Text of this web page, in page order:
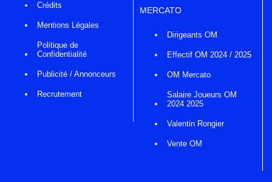
Crédits
Mentions Légales
Politique de
Confidentialité
Publicité / Annonceurs
Recrutement
MERCATO
Dirigeants OM
Effectif OM 2024 / 2025
OM Mercato
Salaire Joueurs OM
2024 2025
Valentin Rongier
Vente OM